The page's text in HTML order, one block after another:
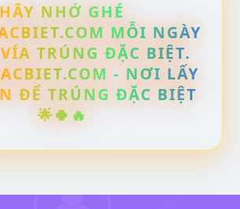
HÃY NHỚ GHÉ
MỖI NGÀY
TRÚNG ĐẶC BIỆT.
- NƠI LẤY
ĐỂ TRÚNG ĐẶC BIỆT
🌟🍀🔥